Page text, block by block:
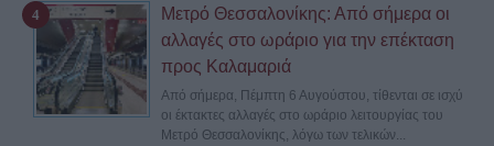
Μετρό Θεσσαλονίκης: Από σήμερα οι
αλλαγές στο ωράριο για την επέκταση
προς Καλαμαριά
Από σήμερα, Πέμπτη 6 Αυγούστου, τίθενται σε ισχύ
οι έκτακτες αλλαγές στο ωράριο λειτουργίας του
Μετρό Θεσσαλονίκης, λόγω των τελικών...